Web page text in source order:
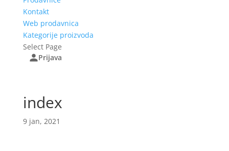
Kontakt
Web prodavnica
Kategorije proizvoda
Select Page
Prijava
index
9 jan, 2021